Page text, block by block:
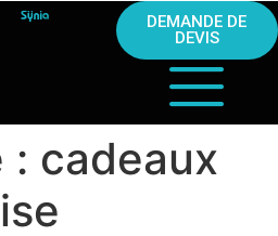
DEMANDE DE
DEVIS
: cadeaux